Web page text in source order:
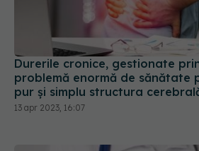
Durerile cronice, gestionate
problemă enormă de sănătate
pur și simplu structura
13 apr 2023, 16:07